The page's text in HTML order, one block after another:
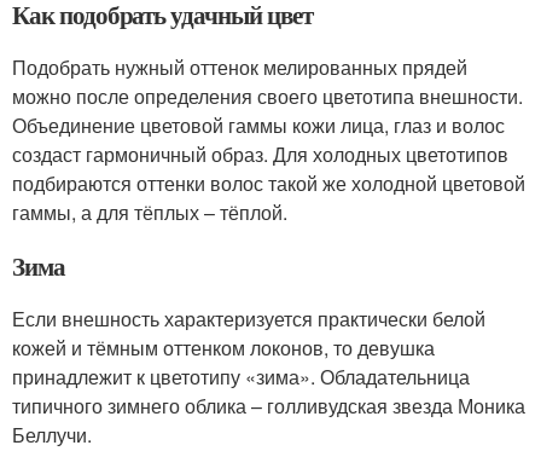
Как подобрать удачный цвет
Подобрать нужный оттенок мелированных прядей
можно после определения своего цветотипа внешности.
Объединение цветовой гаммы кожи лица, глаз и волос
создаст гармоничный образ. Для холодных цветотипов
подбираются оттенки волос такой же холодной цветовой
гаммы, а для тёплых – тёплой.
Зима
Если внешность характеризуется практически белой
кожей и тёмным оттенком локонов, то девушка
принадлежит к цветотипу «зима». Обладательница
типичного зимнего облика – голливудская звезда Моника
Беллучи.